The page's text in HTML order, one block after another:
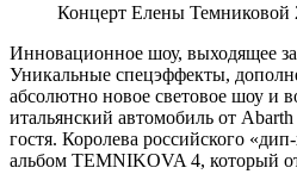
Концерт Елены Темниковой
Инновационное шоу, выходящее
Уникальные спецэффекты,
абсолютно новое световое шоу и
итальянский автомобиль от
гостя. Королева российского
альбом TEMNIKOVA 4, который